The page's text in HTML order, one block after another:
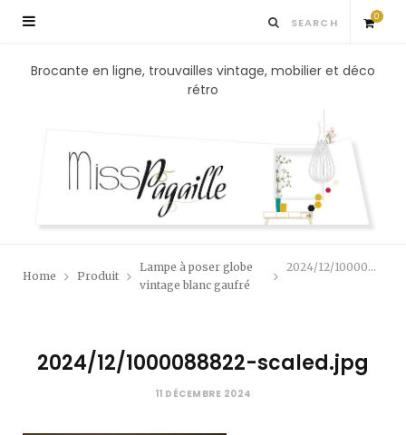
0
S
p
g
Brocante en ligne, trouvailles vintage, mobilier et déco
rétro
Home Produit
Lampe à poser globe
vintage blanc gaufré
2024/12/1000088822-scaled.jpg
2024/12/1000088822-scaled.jpg
11 DÉCEMBRE 2024